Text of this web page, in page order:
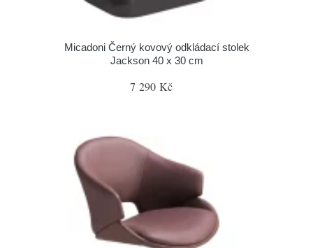
Micadoni Černý kovový odkládací stolek
Jackson 40 x 30 cm
7 290 Kč